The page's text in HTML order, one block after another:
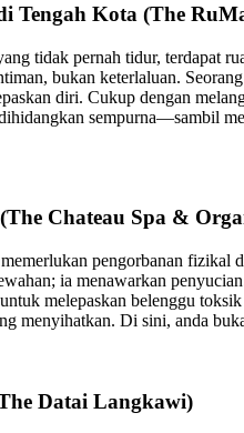
Kota (The
tidak pernah tidur, terdapat
bukan keterlaluan.
diri. Cukup dengan
sempurna—sambil
Chateau Spa &
pengorbanan
ia menawarkan
melepaskan belenggu
menyihatkan. Di sini, anda
Datai Langkawi)